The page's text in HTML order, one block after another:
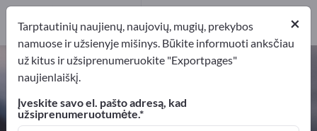
Neorganiniai chemikalai – raskite
gamintojus ir tiekėjus
Eksportuotojai Gamintojai
Platintojai
×
Tarptautinių naujienų, naujovių, mugių, prekybos
namuose ir užsienyje mišinys. Būkite informuoti anksčiau
už kitus ir užsiprenumeruokite "Exportpages"
naujienlaiškį.
Įveskite savo el. pašto adresą, kad
užsiprenumeruotumėte.